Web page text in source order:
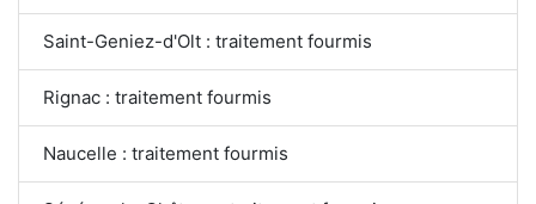
Saint-Geniez-d'Olt : traitement fourmis
Rignac : traitement fourmis
Naucelle : traitement fourmis